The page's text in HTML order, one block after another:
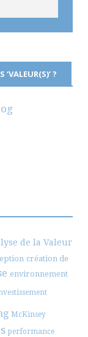
?
de la Valeur
création de
environnement
McKinsey
performance